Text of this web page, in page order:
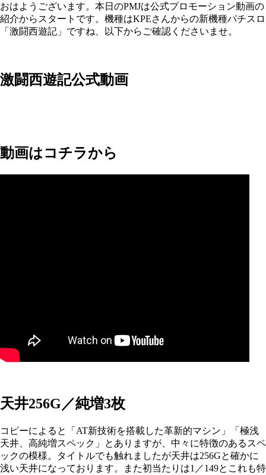
おはようございます。本日のPMJは公式プロモーション動画の
紹介からスタートです。機種はKPEさんからの新機種パチスロ
「激闘西遊記」ですね、以下からご確認くださいませ。
激闘西遊記公式動画
動画はコチラから
天井256G／純増3枚
コピーによると「AT新技術を搭載した革新的マシン」「極浅
天井、高純増スペック」とありますが、中々に特徴のあるスペ
ックの模様。タイトルでも触れましたが天井は256Gと確かに
浅い天井になっております。また初当たりは1／149とこれも特